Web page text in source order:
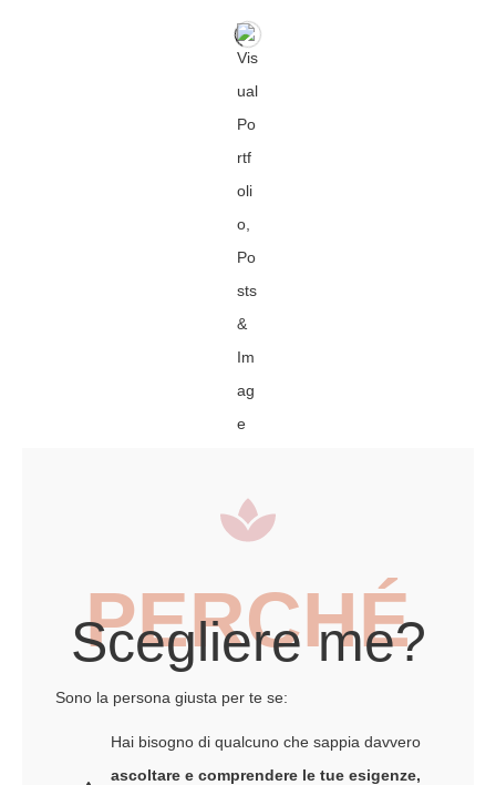
PERCHÉ
Scegliere me?
Sono la persona giusta per te se:
Hai bisogno di qualcuno che sappia davvero
ascoltare e comprendere le tue esigenze,